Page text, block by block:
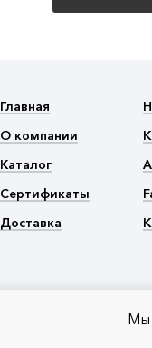
Главная
О компании
Каталог
Сертификаты
Доставка
Мы